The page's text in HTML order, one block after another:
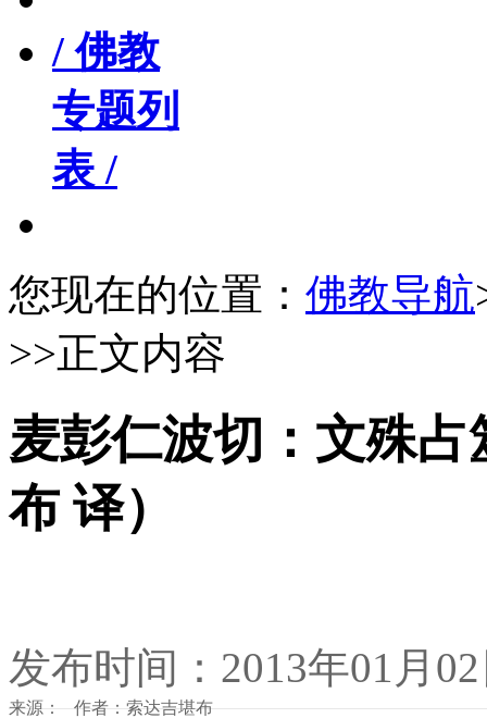
/ 佛教
专题列
表 /
您现在的位置： 佛教导航
>>正文内容
麦彭仁波切：文殊
布 译）
发布时间：2013年01月
来源： 作者：索达吉堪布